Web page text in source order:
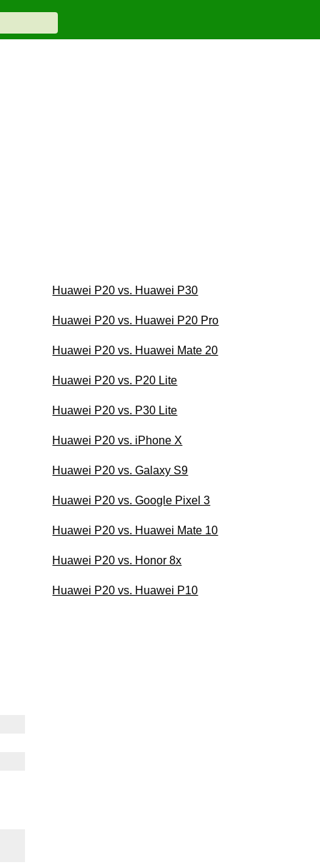
Huawei P20 vs. Huawei P30
Huawei P20 vs. Huawei P20 Pro
Huawei P20 vs. Huawei Mate 20
Huawei P20 vs. P20 Lite
Huawei P20 vs. P30 Lite
Huawei P20 vs. iPhone X
Huawei P20 vs. Galaxy S9
Huawei P20 vs. Google Pixel 3
Huawei P20 vs. Huawei Mate 10
Huawei P20 vs. Honor 8x
Huawei P20 vs. Huawei P10